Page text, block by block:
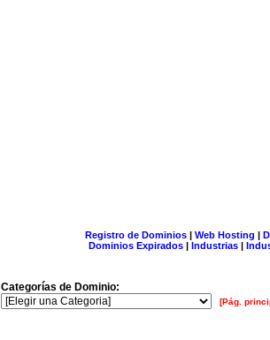
Registro de Dominios| Web Hosting |
Dominios Expirados | Industrias |
Categorías de Dominio:
[Pág.